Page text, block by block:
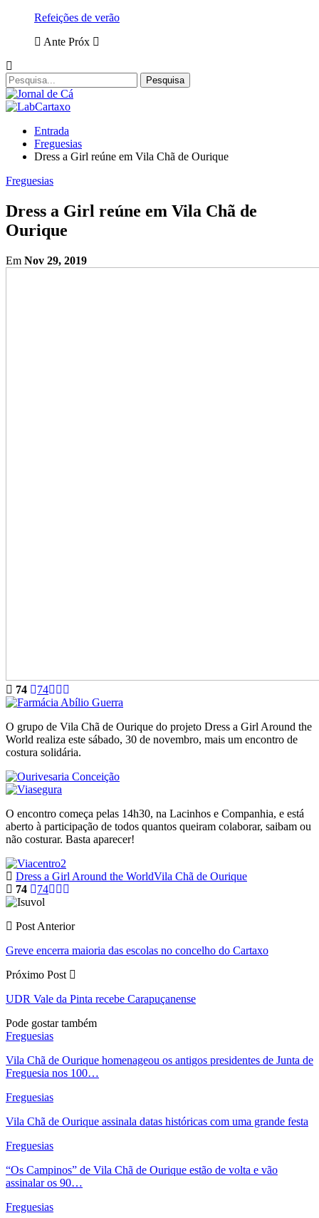
Refeições de verão
Ante Próx
Entrada
Freguesias
Dress a Girl reúne em Vila Chã de Ourique
Freguesias
Dress a Girl reúne em Vila Chã de
Ourique
Em Nov 29, 2019
74 74
O grupo de Vila Chã de Ourique do projeto Dress a Girl Around the
World realiza este sábado, 30 de novembro, mais um encontro de
costura solidária.
O encontro começa pelas 14h30, na Lacinhos e Companhia, e está
aberto à participação de todos quantos queiram colaborar, saibam ou
não costurar. Basta aparecer!
Dress a Girl Around the WorldVila Chã de Ourique
74
74
Post Anterior
Greve encerra maioria das escolas no concelho do Cartaxo
Próximo Post
UDR Vale da Pinta recebe Carapuçanense
Pode gostar também
Freguesias
Vila Chã de Ourique homenageou os antigos presidentes de Junta de
Freguesia nos 100…
Freguesias
Vila Chã de Ourique assinala datas históricas com uma grande festa
Freguesias
“Os Campinos” de Vila Chã de Ourique estão de volta e vão
assinalar os 90…
Freguesias